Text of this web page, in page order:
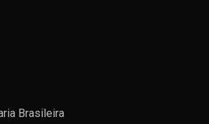
Brasileira